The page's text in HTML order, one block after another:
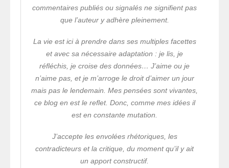
commentaires publiés ou signalés ne signifient pas
que l’auteur y adhère pleinement.
La vie est ici à prendre dans ses multiples facettes
et avec sa nécessaire adaptation : je lis, je
réfléchis, je croise des données… J’aime ou je
n’aime pas, et je m’arroge le droit d’aimer un jour
mais pas le lendemain. Mes pensées sont vivantes,
ce blog en est le reflet. Donc, comme mes idées il
est en constante mutation.
J’accepte les envolées rhétoriques, les
contradicteurs et la critique, du moment qu’il y ait
un apport constructif.